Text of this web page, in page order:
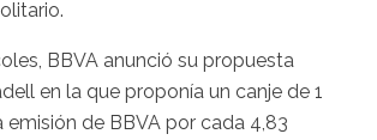
BBVA anunció su propuesta
en la que proponía un canje de 1
emisión de BBVA por cada 4,83